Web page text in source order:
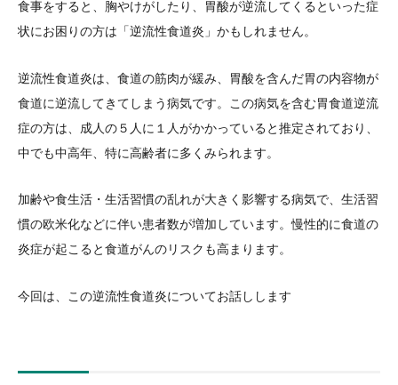
食事をすると、胸やけがしたり、胃酸が逆流してくるといった症
状にお困りの方は「逆流性食道炎」かもしれません。
逆流性食道炎は、食道の筋肉が緩み、胃酸を含んだ胃の内容物が
食道に逆流してきてしまう病気です。この病気を含む胃食道逆流
症の方は、成人の５人に１人がかかっていると推定されており、
中でも中高年、特に高齢者に多くみられます。
加齢や食生活・生活習慣の乱れが大きく影響する病気で、生活習
慣の欧米化などに伴い患者数が増加しています。慢性的に食道の
炎症が起こると食道がんのリスクも高まります。
今回は、この逆流性食道炎についてお話しします